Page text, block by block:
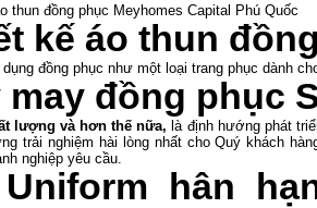
thun đồng phục Meyhomes Capital Phú Quốc
kế áo thun
dụng đồng phục như một loại trang phục dành
may đồng phục
lượng và hơn thế nữa, là định hướng phát
trải nghiệm hài lòng nhất cho Quý khách
nghiệp yêu cầu.
hân